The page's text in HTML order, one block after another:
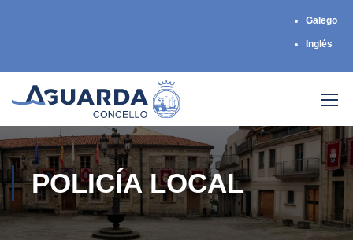
Galego
Inglés
POLICÍA LOCAL